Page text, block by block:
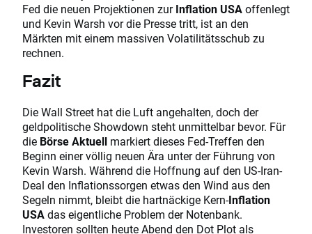
Fed die neuen Projektionen zurInflation USAoffenlegt
und Kevin Warsh vor die Presse tritt, ist an den
Märkten mit einem massiven Volatilitätsschub zu
rechnen.
Fazit
Die Wall Street hat die Luft angehalten, doch der
geldpolitische Showdown steht unmittelbar bevor. Für
die Börse Aktuell markiert dieses Fed-Treffen den
Beginn einer völlig neuen Ära unter der Führung von
Kevin Warsh. Während die Hoffnung auf den US-Iran-
Deal den Inflationssorgen etwas den Wind aus den
Segeln nimmt, bleibt die hartnäckige Kern-Inflation
USAdas eigentliche Problem der Notenbank.
Investoren sollten heute Abend den Dot Plot als